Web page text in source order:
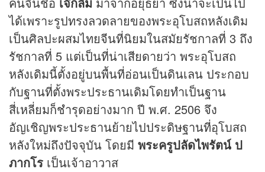
ได้เพราะรูปทรงลวดลายของพระอุโบสถหลังเดิม
เป็นศิลปะผสมไทยจีนที่นิยมในสมัยรัชกาลที่ 3 ถึง
รัชกาลที่ 5 แต่เป็นที่น่าเสียดายว่า พระอุโบสถ
หลังเดิมนี้ตั้งอยู่บนพื้นที่อ่อนเป็นดินเลน ประกอบ
กับฐานที่ตั้งพระประธานเดิมโดยทำเป็นฐาน
สี่เหลี่ยมก็ชำรุดอย่างมาก ปี พ.ศ. 2506 จึง
อัญเชิญพระประธานย้ายไปประดิษฐานที่อุโบสถ
หลังใหม่ถึงปัจจุบัน โดยมี พระครูปลัดไพรัตน์ ป
ภากโร เป็นเจ้าอาวาส